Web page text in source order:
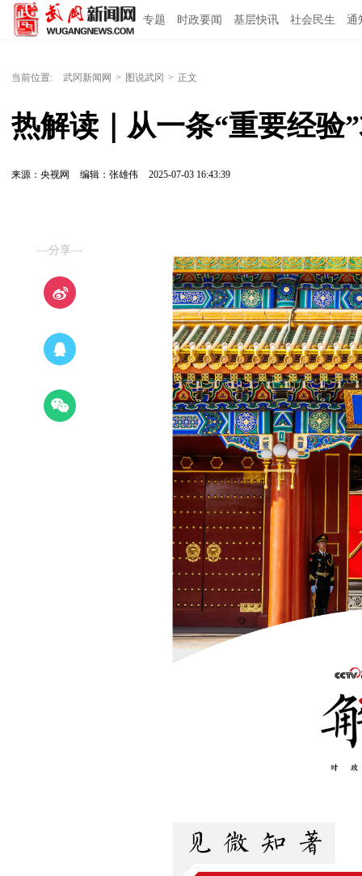
专题 时政要闻 基层快讯 社会民生 通
当前位置: 武冈新闻网 > 图说武冈 > 正文
热解读｜从一条“重要经验
来源：央视网 编辑：张雄伟 2025-07-03 16:43:39
—分享—